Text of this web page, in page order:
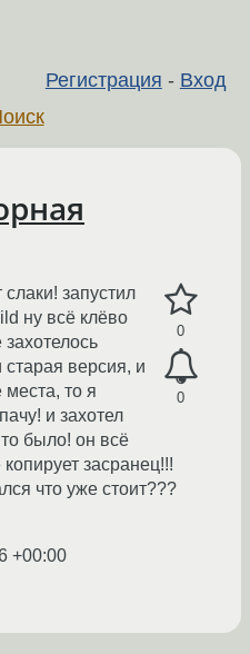
Регистрация - Вход
0
0
запустил
ну всё клёво
старая версия, и
то я
и захотел
то было! он всё
засранец!!!
что уже стоит???
+00:00